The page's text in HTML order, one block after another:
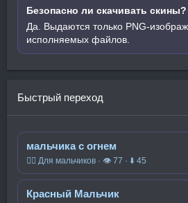
Безопасно ли скачивать скины?
Да. Выдаются только PNG-
исполняемых файлов.
Быстрый переход
мальчика с огнем
🧍‍♂️ Для мальчиков · 👁 77 · ⬇ 45
Красный Мальчик